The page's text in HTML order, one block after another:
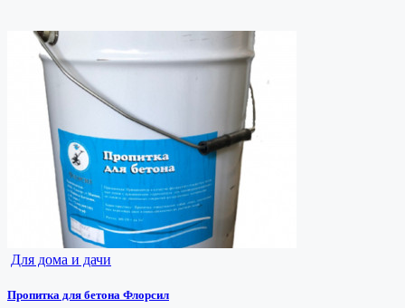
Для дома и дачи
Пропитка для бетона Флорсил